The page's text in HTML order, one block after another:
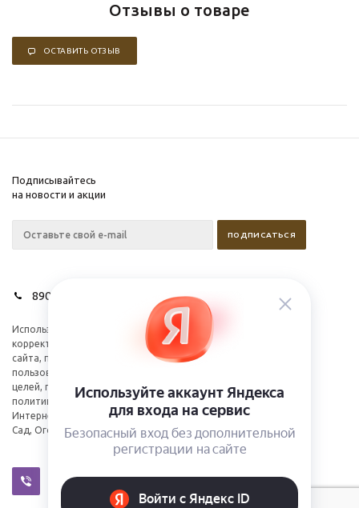
Отзывы о товаре
ОСТАВИТЬ ОТЗЫВ
Подписывайтесь
на новости и акции
89028627275
Используем cookies для
корректной работы
сайта, персонализации
пользователей и других
целей, предусмотренных
политикой.
Интернет-магазин Дом,
Сад, Огород 2026©
Компания
Информация